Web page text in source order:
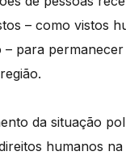
– como vistos
para permanecer
da situação
humanos